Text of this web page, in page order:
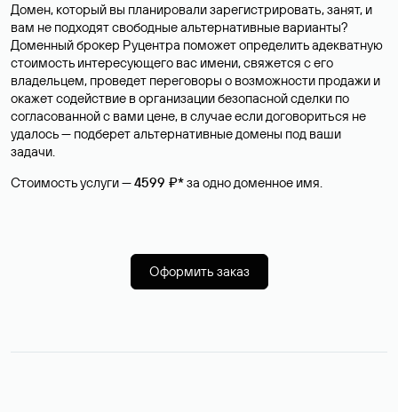
Домен, который вы планировали зарегистрировать, занят, и
вам не подходят свободные альтернативные варианты?
Доменный брокер Руцентра поможет определить адекватную
стоимость интересующего вас имени, свяжется с его
владельцем, проведет переговоры о возможности продажи и
окажет содействие в организации безопасной сделки по
согласованной с вами цене, в случае если договориться не
удалось — подберет альтернативные домены под ваши
задачи.
Стоимость услуги —4599 ₽*за одно доменное имя.
Оформить заказ